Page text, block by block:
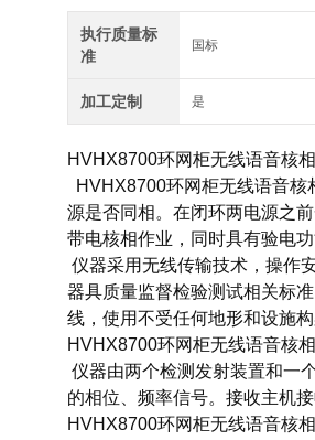
执行质量标
准
国标
加工定制 是
HVHX8700环网柜无线语音核
HVHX8700环网柜无线语音核
源是否同相。在闭环两电源之
带电核相作业，同时具有验电
仪器采用无线传输技术，操作
器具质量监督检验测试相关标
线，使用不受任何地形和设施
HVHX8700环网柜无线语音核
仪器由两个检测发射装置和一
的相位、频率信号。接收主机
HVHX8700环网柜无线语音核